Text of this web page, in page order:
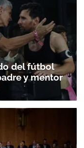
del fútbol
y mentor